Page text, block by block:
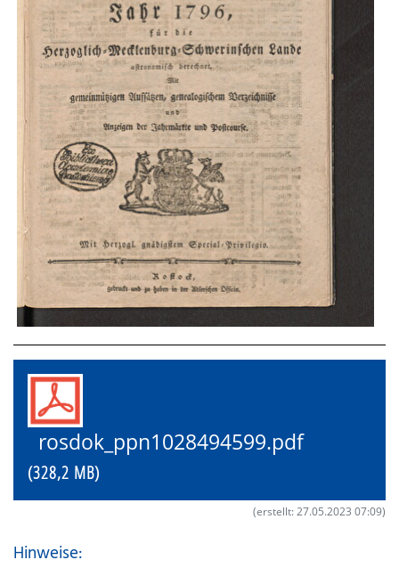
rosdok_ppn1028494599.pdf
(328,2 MB)
(erstellt: 27.05.2023 07:09)
Hinweise: